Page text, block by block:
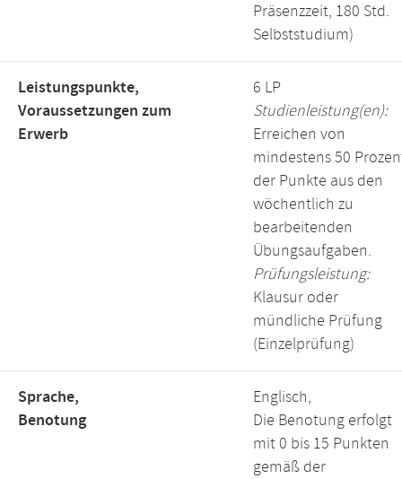
Präsenzzeit, 180 Std.
Selbststudium)
Leistungspunkte,
Voraussetzungen zum
Erwerb
6 LP
Studienleistung(en):
Erreichen von
mindestens 50
der Punkte aus den
wöchentlich zu
bearbeitenden
Übungsaufgaben.
Prüfungsleistung:
Klausur oder
mündliche Prüfung
(Einzelprüfung)
Sprache,
Benotung
Englisch,
Die Benotung erfolgt
mit 0 bis 15 Punkten
gemäß der